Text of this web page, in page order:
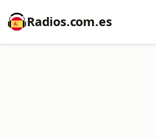
Radios.com.es